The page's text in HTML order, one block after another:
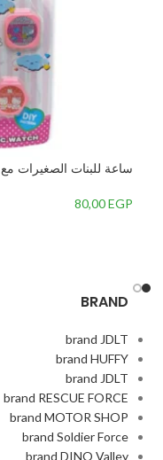
ساعة للبنات الصغيرات مع 3 اشكال4 بديلة
80,00EGP
BRAND
brand JDLT
brand HUFFY
brand JDLT
brand RESCUE FORCE
brand MOTOR SHOP
brand Soldier Force
brand DINO Valley